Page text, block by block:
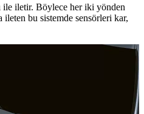
ile iletir. Böylece her iki yönden
bu sistemde sensörleri kar,